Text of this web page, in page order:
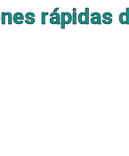
rápidas